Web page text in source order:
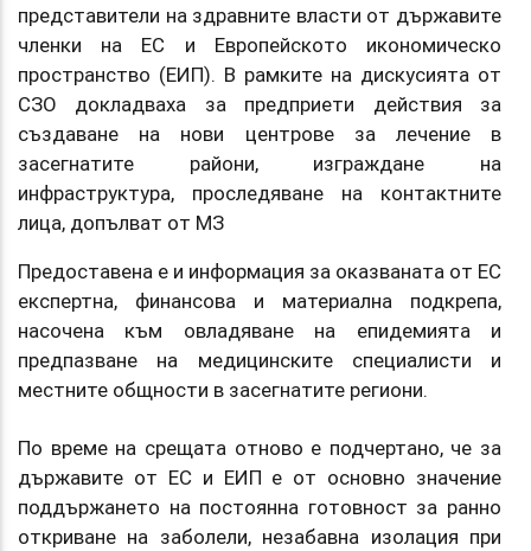
представители на здравните власти от държавите
членки на ЕС и Европейското икономическо
пространство (ЕИП). В рамките на дискусията от
СЗО докладваха за предприети действия за
създаване на нови центрове за лечение в
засегнатите райони, изграждане на
инфраструктура, проследяване на контактните
лица, допълват от МЗ
Предоставена е и информация за оказваната от ЕС
експертна, финансова и материална подкрепа,
насочена към овладяване на епидемията и
предпазване на медицинските специалисти и
местните общности в засегнатите региони.
По време на срещата отново е подчертано, че за
държавите от ЕС и ЕИП е от основно значение
поддържането на постоянна готовност за ранно
откриване на заболели, незабавна изолация при